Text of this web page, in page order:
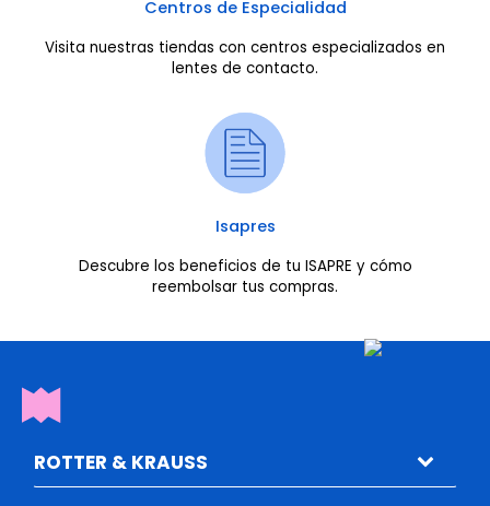
Centros de Especialidad
Visita nuestras tiendas con centros especializados en
lentes de contacto.
Isapres
Descubre los beneficios de tu ISAPRE y cómo
reembolsar tus compras.
ROTTER & KRAUSS